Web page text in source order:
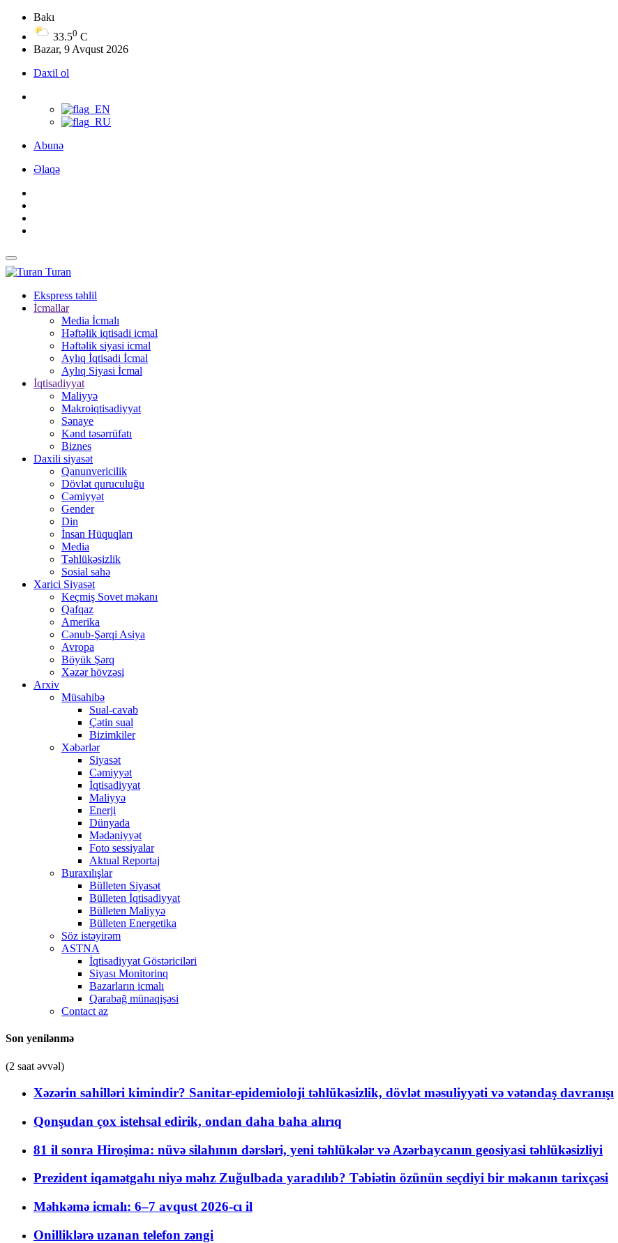
Bakı
33.50 C
Bazar, 9 Avqust 2026
Daxil ol
Abunə
Əlaqə
Turan
Ekspress təhlil
İcmallar
Media İcmalı
Həftəlik iqtisadi icmal
Həftəlik siyasi icmal
Aylıq İqtisadi İcmal
Aylıq Siyasi İcmal
İqtisadiyyat
Maliyyə
Makroiqtisadiyyat
Sənaye
Kənd təsərrüfatı
Biznes
Daxili siyasət
Qanunvericilik
Dövlət quruculuğu
Cəmiyyət
Gender
Din
İnsan Hüquqları
Media
Təhlükəsizlik
Sosial sahə
Xarici Siyasət
Keçmiş Sovet məkanı
Qafqaz
Amerika
Cənub-Şərqi Asiya
Avropa
Böyük Şərq
Xəzər hövzəsi
Arxiv
Müsahibə
Sual-cavab
Çətin sual
Bizimkiler
Xəbərlər
Siyasət
Cəmiyyət
İqtisadiyyat
Maliyyə
Enerji
Dünyada
Mədəniyyət
Foto sessiyalar
Aktual Reportaj
Buraxılışlar
Bülleten Siyasət
Bülleten İqtisadiyyat
Bülleten Maliyyə
Bülleten Energetika
Söz istəyirəm
ASTNA
İqtisadiyyat Göstəriciləri
Siyası Monitorinq
Bazarların icmalı
Qarabağ münaqişəsi
Contact az
Son yenilənmə
(2 saat əvvəl)
Xəzərin sahilləri kimindir? Sanitar-epidemioloji təhlükəsizlik, dövlət məsuliyyəti və vətəndaş davranışı
Qonşudan çox istehsal edirik, ondan daha baha alırıq
81 il sonra Hiroşima: nüvə silahının dərsləri, yeni təhlükələr və Azərbaycanın geosiyasi təhlükəsizliyi
Prezident iqamətgahı niyə məhz Zuğulbada yaradılıb? Təbiətin özünün seçdiyi bir məkanın tarixçəsi
Məhkəmə icmalı: 6–7 avqust 2026-cı il
Onilliklərə uzanan telefon zəngi